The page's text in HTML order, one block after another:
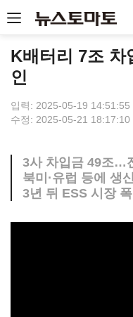
K배터리 7조 차
인
입력: 2025-05-19 14:51:55
수정: 2025-05-21 18:17:10
3사 차입금 49조…
북미·유럽 등에 생
3년 뒤 ESS 시장